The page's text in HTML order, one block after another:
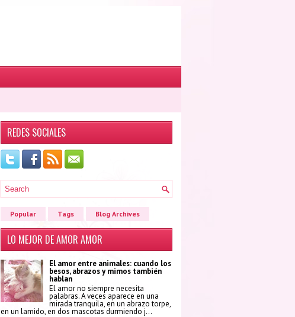
REDES SOCIALES
Popular Tags Blog Archives
LO MEJOR DE AMOR AMOR
El amor entre animales: cuando los
besos, abrazos y mimos también
hablan
El amor no siempre necesita
palabras. A veces aparece en una
mirada tranquila, en un abrazo torpe,
en un lamido, en dos mascotas durmiendo j...